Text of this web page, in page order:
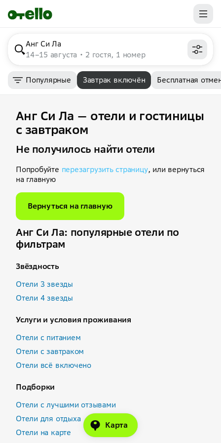
Анг Си Ла
14–15 августа
2 гостя, 1 номер
Популярные Завтрак включён Бесплатная
Анг Си Ла — отели и гостиницы
с завтраком
Не получилось найти отели
Попробуйте перезагрузить страницу, или вернуться
на главную
Вернуться на главную
Анг Си Ла: популярные отели по
фильтрам
Звёздность
Отели 3 звезды
Отели 4 звезды
Услуги и условия проживания
Отели с питанием
Отели с завтраком
Отели всё включено
Подборки
Отели с лучшими отзывами
Отели для отдыха
Отели на карте
Карта